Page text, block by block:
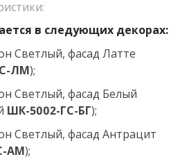
в следующих декорах:
Светлый, фасад Латте
ЛМ);
Светлый, фасад Белый
ШК-5002-ГС-БГ);
Светлый, фасад Антрацит
АМ);